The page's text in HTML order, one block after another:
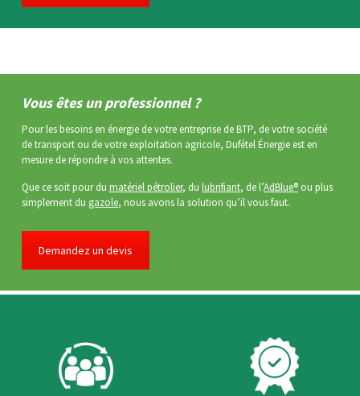
Vous êtes un professionnel ?
Pour les besoins en énergie de votre entreprise de BTP, de votre société
de transport ou de votre exploitation agricole, Dufétel Énergie est en
mesure de répondre à vos attentes.
Que ce soit pour du matériel pétrolier, du lubrifiant, de l’AdBlue®ou plus
simplement du gazole, nous avons la solution qu’il vous faut.
Demandez un devis